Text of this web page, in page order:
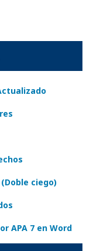
ciego)
APA 7 en Word